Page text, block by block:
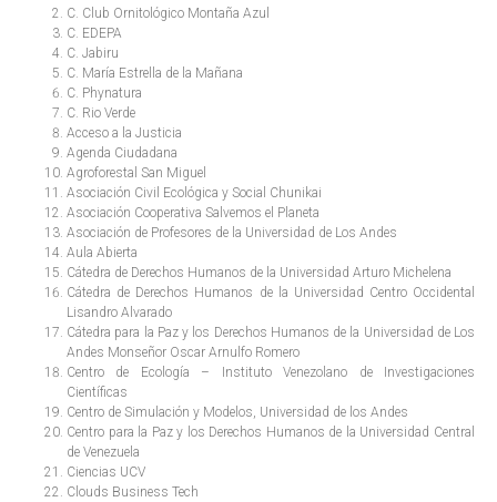
C. Club Ornitológico Montaña Azul
C. EDEPA
C. Jabiru
C. María Estrella de la Mañana
C. Phynatura
C. Rio Verde
Acceso a la Justicia
Agenda Ciudadana
Agroforestal San Miguel
Asociación Civil Ecológica y Social Chunikai
Asociación Cooperativa Salvemos el Planeta
Asociación de Profesores de la Universidad de Los Andes
Aula Abierta
Cátedra de Derechos Humanos de la Universidad Arturo Michelena
Cátedra de Derechos Humanos de la Universidad Centro Occidental
Lisandro Alvarado
Cátedra para la Paz y los Derechos Humanos de la Universidad de Los
Andes Monseñor Oscar Arnulfo Romero
Centro de Ecología – Instituto Venezolano de Investigaciones
Científicas
Centro de Simulación y Modelos, Universidad de los Andes
Centro para la Paz y los Derechos Humanos de la Universidad Central
de Venezuela
Ciencias UCV
Clouds Business Tech